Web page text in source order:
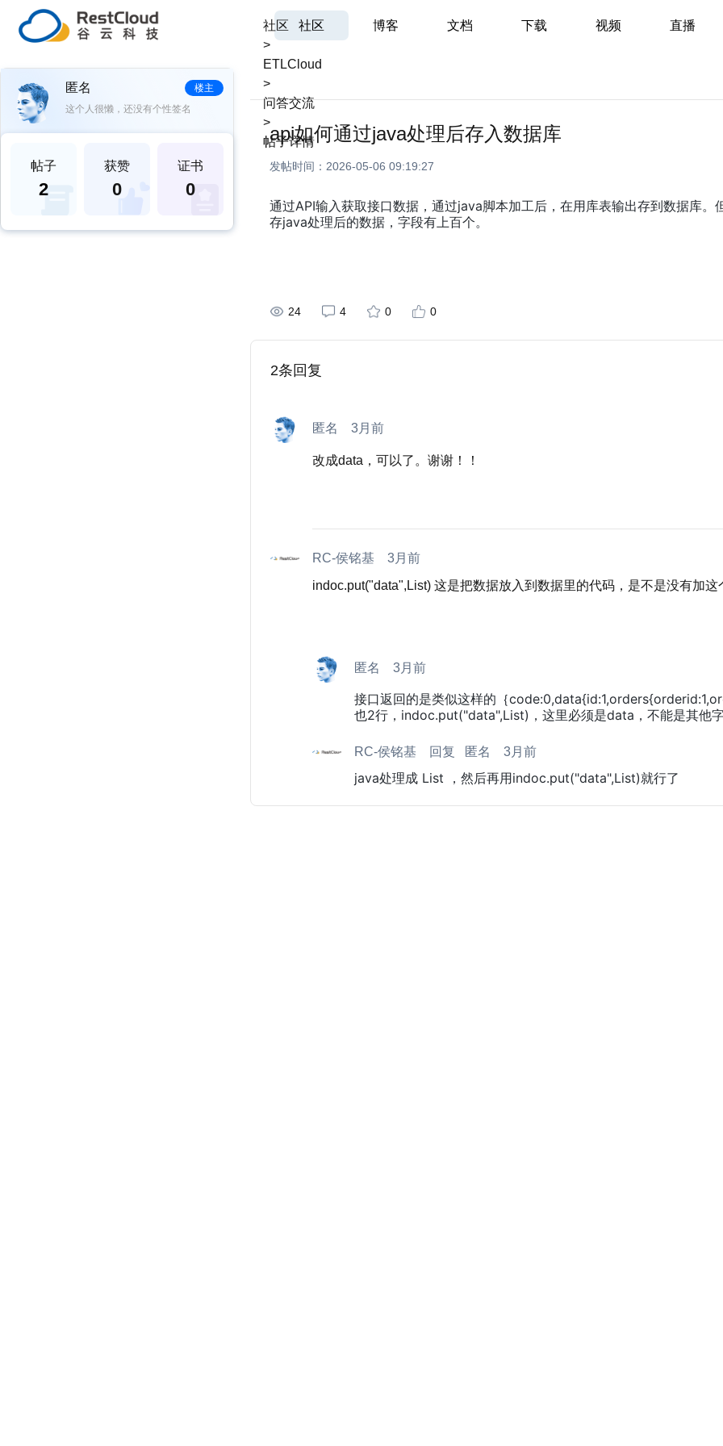
社区 博客 文档 下载 视频 直播
匿名
楼主
这个人很懒，还没有个性签名
帖子
2
获赞
0
证书
0
社区
>
ETLCloud
>
问答交流
>
帖子详情
api如何通过java处理后存入数据库
发帖时间： 2026-05-06 09:19:27
通过API输入获取接口数据，通过java脚本加工后，在用库表输出存到数据库
存java处理后的数据，字段有上百个。
24 4 0 0
2条回复
匿名 3月前
改成data，可以了。谢谢！！
RC-侯铭基
3月前
indoc.put("data",List) 这是把数据放入到数据里的代码，是不是没有加这
匿名 3月前
接口返回的是类似这样的｛
也2行，indoc.put("data",List)，这里必须是data，不能是其他
RC-侯铭基 回复 匿名 3月前
java处理成 List ，然后再用indoc.put("data",List)就行了